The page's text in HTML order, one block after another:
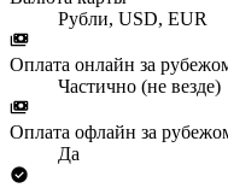
Рубли, USD, EUR
Оплата онлайн за
Частично (не везде)
Оплата офлайн за
Да